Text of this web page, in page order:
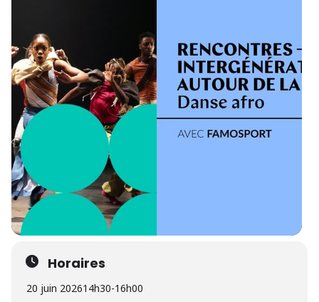
Horaires
20 juin 202614h30-16h00